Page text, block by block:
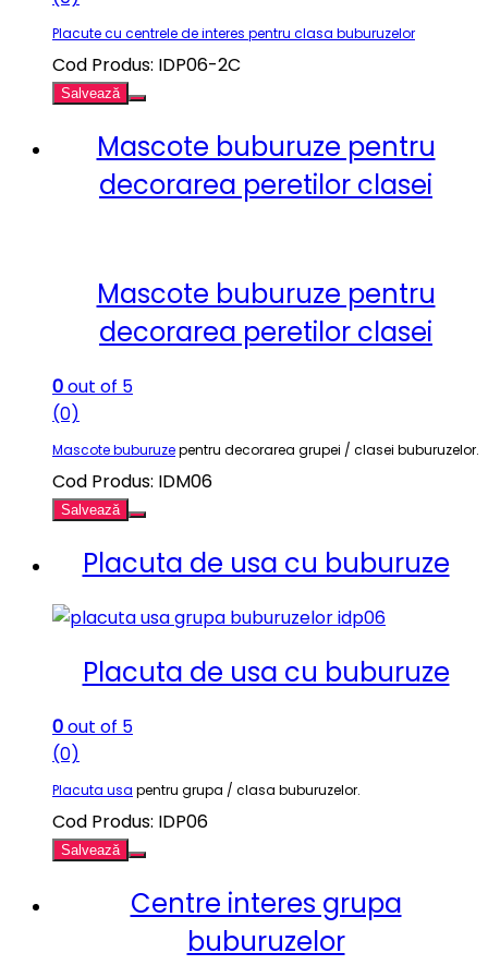
Placute cu centrele de interes pentru clasa buburuzelor
Cod Produs: IDP06-2C
Salvează
Mascote buburuze pentru
decorarea peretilor clasei
Mascote buburuze pentru
decorarea peretilor clasei
0out of 5
(0)
Mascote buburuzepentru decorarea grupei / clasei buburuzelor.
Cod Produs: IDM06
Salvează
Placuta de usa cu buburuze
Placuta de usa cu buburuze
0out of 5
(0)
Placuta usa pentru grupa / clasa buburuzelor.
Cod Produs: IDP06
Salvează
Centre interes grupa
buburuzelor